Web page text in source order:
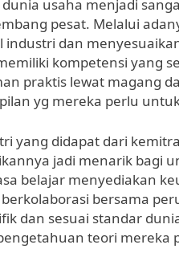
usaha menjadi
pesat. Melalui
dan
kompetensi yang
praktis lewat magang
yg mereka perlu
yang didapat dari
jadi menarik bagi
belajar menyediakan
bersama
dan sesuai standar
teori mereka